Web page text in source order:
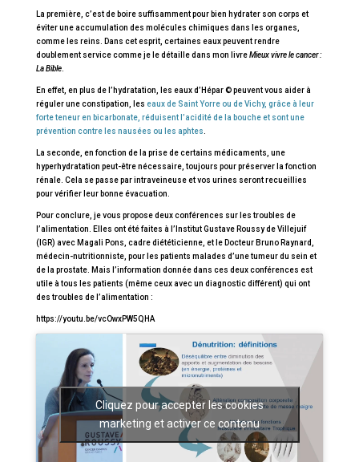
La première, c’est de boire suffisamment pour bien hydrater son corps et
éviter une accumulation des molécules chimiques dans les organes,
comme les reins. Dans cet esprit, certaines eaux peuvent rendre
doublement service comme je le détaille dans mon livreMieux vivre le cancer :
La Bible.
En effet, en plus de l’hydratation, les eaux d’Hépar © peuvent vous aider à
réguler une constipation, les eaux de Saint Yorre ou de Vichy, grâce à leur
forte teneur en bicarbonate, réduisent l’acidité de la bouche et sont une
prévention contre les nausées ou les aphtes.
La seconde, en fonction de la prise de certains médicaments, une
hyperhydratation peut-être nécessaire, toujours pour préserver la fonction
rénale. Cela se passe par intraveineuse et vos urines seront recueillies
pour vérifier leur bonne évacuation.
Pour conclure, je vous propose deux conférences sur les troubles de
l’alimentation. Elles ont été faites à l’Institut Gustave Roussy de Villejuif
(IGR) avec Magali Pons, cadre diététicienne, et le Docteur Bruno Raynard,
médecin-nutritionniste, pour les patients malades d’une tumeur du sein et
de la prostate. Mais l’information donnée dans ces deux conférences est
utile à tous les patients (même ceux avec un diagnostic différent) qui ont
des troubles de l’alimentation :
https://youtu.be/vcOwxPW5QHA
Cliquez pour accepter les cookies
marketing et activer ce contenu